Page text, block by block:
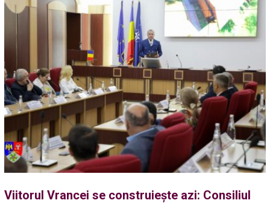
Viitorul Vrancei se construiește azi: Consiliul